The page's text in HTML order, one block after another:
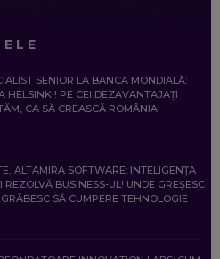
SENIOR LA BANCA MONDIALĂ:
HELSINKI! PE CEI DEZAVANTAJAȚI
CA SĂ CREASCĂ ROMÂNIA
ALTAMIRA SOFTWARE: INTELIGENȚA
REZOLVĂ BUSINESS-UL! UNDE GREȘESC
SĂ CUMPERE TEHNOLOGIE